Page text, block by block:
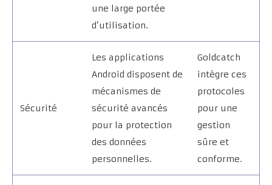
une large portée
d’utilisation.
Sécurité
Les applications
Android disposent de
mécanismes de
sécurité avancés
pour la protection
des données
personnelles.
Goldcatch
intègre ces
protocoles
pour une
gestion
sûre et
conforme.